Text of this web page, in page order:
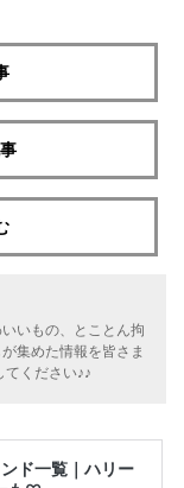
いもの、とことん拘
集めた情報を皆さま
てください♪♪
ド一覧｜ハリー